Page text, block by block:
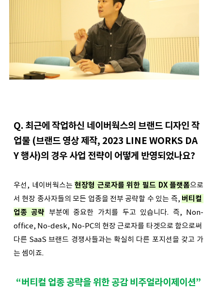
Q. 최근에 작업하신 네이버웍스의 브랜드 디자인 작
업물 (브랜드 영상 제작, 2023 LINE WORKS DA
Y 행사)의 경우 사업 전략이 어떻게 반영되었나요?
우선, 네이버웍스는 현장형 근로자를 위한 필드 DX 플랫폼으로
서 현장 종사자들의 모든 업종을 전부 공략할 수 있는 즉, 버티컬
업종 공략 부분에 중요한 가치를 두고 있습니다. 즉, Non-
office, No-desk, No-PC의 현장 근로자를 타겟으로 함으로써
다른 SaaS 브랜드 경쟁사들과는 확실히 다른 포지션을 갖고 가
는 셈이죠.
“버티컬 업종 공략을 위한 공감 비주얼라이제이션”